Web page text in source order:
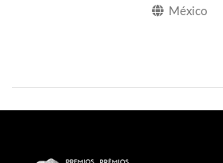
México